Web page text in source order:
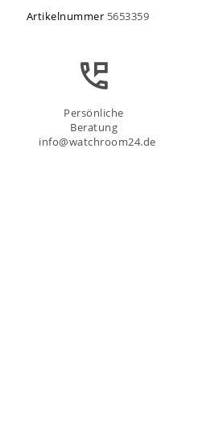
Artikelnummer 5653359
Persönliche
Beratung
info@watchroom24.de